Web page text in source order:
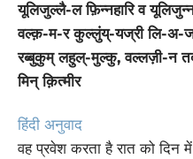
यूलिजुल्लै-ल फ़िन्नहारि व
वल्क़-म-र कुल्लुंय्-यज्री लि-अ-
रब्बुकुम् लहुल्-मुल्कु, वल्लज़ी-न
मिन् क़ित्मीर
हिंदी अनुवाद
वह प्रवेश करता है रात को दिन